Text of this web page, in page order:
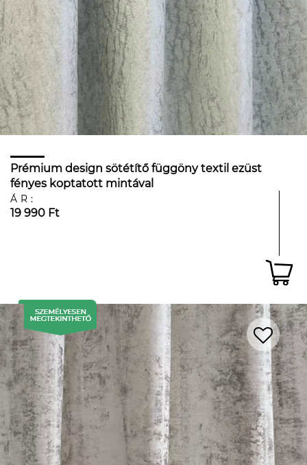
Prémium design sötétítő függöny textil ezüst
fényes koptatott mintával
ÁR:
19 990 Ft